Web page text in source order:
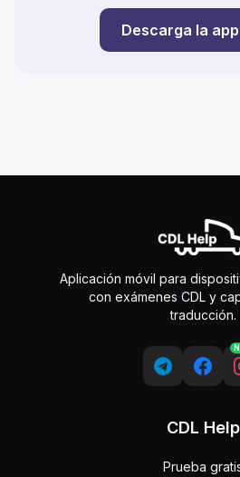
Descarga la
Aplicación móvil para
con exámenes CDL y
traducción.
CDL Help
Prueba